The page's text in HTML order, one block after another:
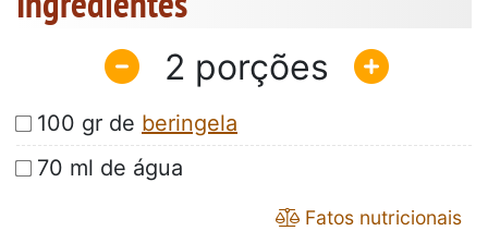
2
100 gr de beringela
70 ml de água
Fatos nutricionais